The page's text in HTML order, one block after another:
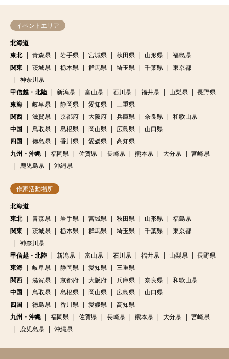
イベントエリア
北海道
東北
青森県 岩手県 宮城県 秋田県 山形県
福島県
関東
茨城県 栃木県 群馬県 埼玉県 千葉県
東京都
神奈川県
甲信越・北陸
新潟県 富山県 石川県 福井県 山梨県
長野県
東海
岐阜県 静岡県 愛知県
三重県
関西
滋賀県 京都府 大阪府 兵庫県 奈良県
和歌山県
中国
鳥取県 島根県 岡山県 広島県
山口県
四国
徳島県 香川県 愛媛県
高知県
九州・沖縄
福岡県 佐賀県 長崎県 熊本県 大分県
宮崎県
鹿児島県
沖縄県
作家活動場所
北海道
東北
青森県 岩手県 宮城県 秋田県 山形県
福島県
関東
茨城県 栃木県 群馬県 埼玉県 千葉県
東京都
神奈川県
甲信越・北陸
新潟県 富山県 石川県 福井県 山梨県
長野県
東海
岐阜県 静岡県 愛知県
三重県
関西
滋賀県 京都府 大阪府 兵庫県 奈良県
和歌山県
中国
鳥取県 島根県 岡山県 広島県
山口県
四国
徳島県 香川県 愛媛県
高知県
九州・沖縄
福岡県 佐賀県 長崎県 熊本県 大分県
宮崎県
鹿児島県
沖縄県